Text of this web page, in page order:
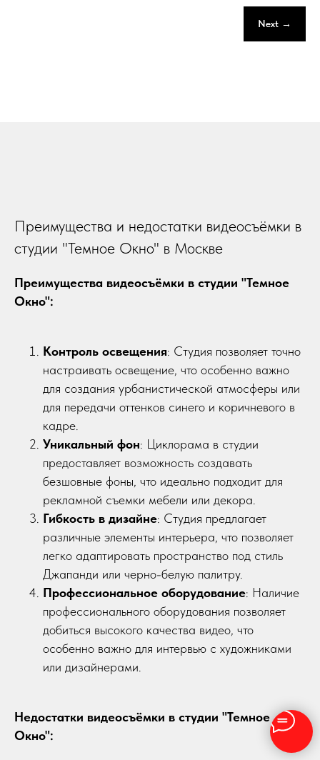
Next →
Преимущества и недостатки видеосъёмки в
студии "Темное Окно" в Москве
Преимущества видеосъёмки в студии "Темное
Окно":
Контроль освещения: Студия позволяет точно
настраивать освещение, что особенно важно
для создания урбанистической атмосферы или
для передачи оттенков синего и коричневого в
кадре.
Уникальный фон: Циклорама в студии
предоставляет возможность создавать
безшовные фоны, что идеально подходит для
рекламной съемки мебели или декора.
Гибкость в дизайне: Студия предлагает
различные элементы интерьера, что позволяет
легко адаптировать пространство под стиль
Джапанди или черно-белую палитру.
Профессиональное оборудование: Наличие
профессионального оборудования позволяет
добиться высокого качества видео, что
особенно важно для интервью с художниками
или дизайнерами.
Недостатки видеосъёмки в студии "Темное
Окно":